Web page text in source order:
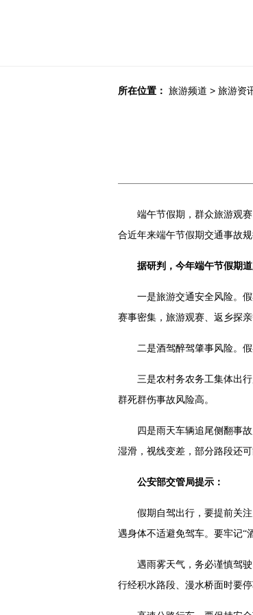
所在位置： 旅游频道 > 旅游资
端午节假期，群众旅游观
合近年来端午节假期交通事故
据研判，今年端午节假期
一是旅游交通安全风险。
赛事密集，旅游观赛、返乡探
二是酒驾醉驾肇事风险。
三是农村务农务工集体出
群死群伤事故风险高。
四是雨天车辆追尾侧翻事
湿滑，视线变差，部分路段还
公安部交管局提示：
假期自驾出行，要提前关
遇身体不适避免驾车。要牢记“
遇雨雾天气，务必谨慎驾
行经积水路段、漫水桥面时要